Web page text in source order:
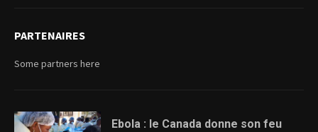
PARTENAIRES
Some partners here
Ebola : le Canada donne son feu